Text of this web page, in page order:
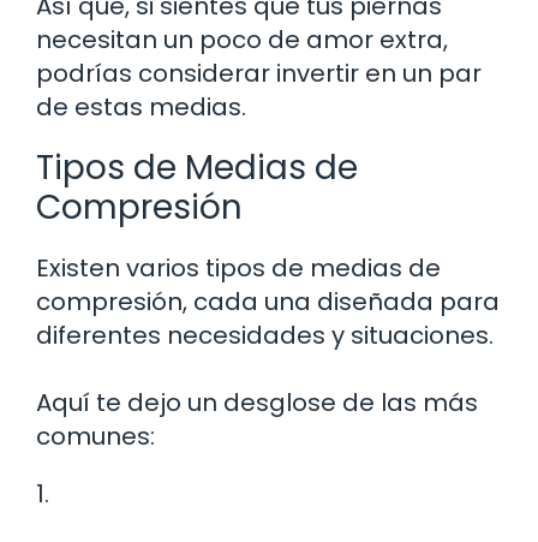
necesitan un poco de amor extra,
podrías considerar invertir en un par
de estas medias.
Tipos de Medias de
Compresión
Existen varios tipos de medias de
compresión, cada una diseñada para
diferentes necesidades y situaciones.
Aquí te dejo un desglose de las más
comunes:
1.